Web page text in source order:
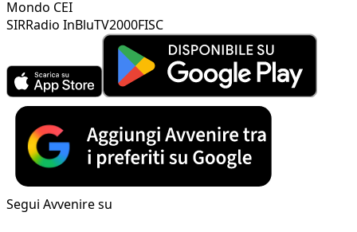
Mondo CEI
SIRRadio InBluTV2000FISC
Segui Avvenire su